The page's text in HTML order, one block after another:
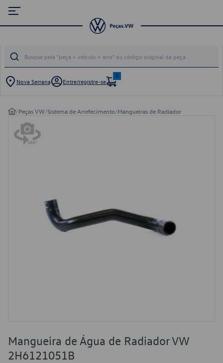
Nova Serrana Entre/registre-se
0
/Peças VW/Sistema de Arrefecimento/Mangueiras de Radiador
Mangueira de Água de Radiador VW
2H6121051B